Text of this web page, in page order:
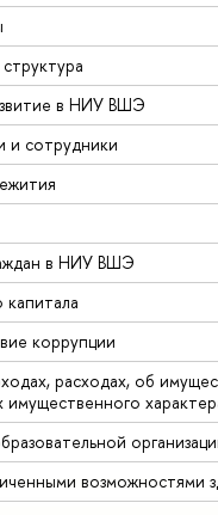
в НИУ ВШЭ
и сотрудники
в НИУ ВШЭ
коррупции
расходах, об
имущественного
возможностями